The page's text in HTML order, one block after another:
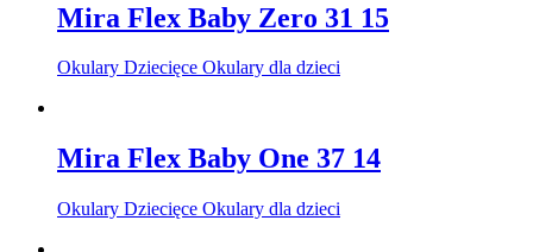
Mira Flex Baby Zero 31 15
Okulary Dziecięce Okulary dla dzieci
Mira Flex Baby One 37 14
Okulary Dziecięce Okulary dla dzieci